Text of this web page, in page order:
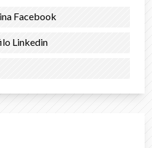
Facebook
Linkedin